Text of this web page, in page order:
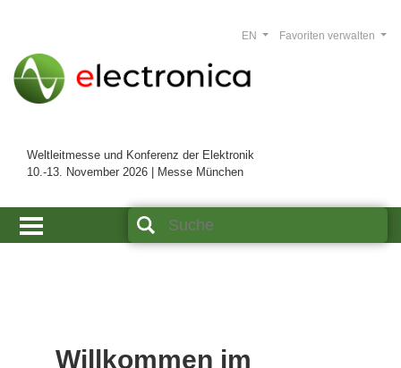
Weltleitmesse und Konferenz der Elektronik
10.-13. November 2026 | Messe München
Favoriten verwalten
EN
Willkommen im